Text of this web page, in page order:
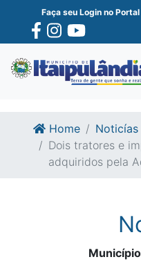
Ir para o conte�do
Ir para o fim do conte�do
Faça seu Login no Portal |
Home
Noticías
Dois tratores e
adquiridos pela